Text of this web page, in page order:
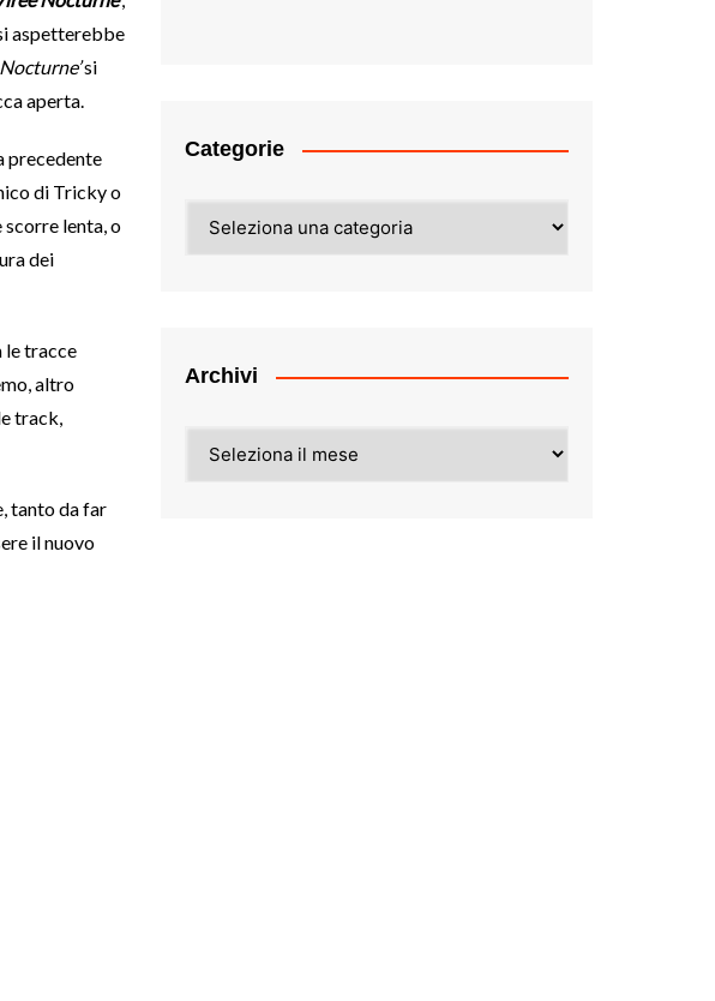
aspetterebbe
si
aperta.
precedente
di Tricky o
lenta, o
dei
le tracce
altro
track,
tanto da far
il nuovo
Categorie
Archivi